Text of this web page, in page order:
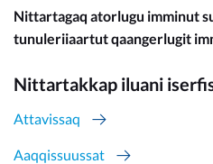
Nittartagaq atorlugu imminut
tunuleriiaartut qaangerlugit
Nittartakkap iluani
Attavissaq
Aaqqissuussat